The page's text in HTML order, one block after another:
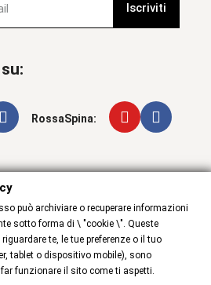
Iscriviti
RossaSpina:
può archiviare o recuperare informazioni
sotto forma di \ "cookie \". Queste
te, le tue preferenze o il tuo
tablet o dispositivo mobile), sono
funzionare il sito come ti aspetti.